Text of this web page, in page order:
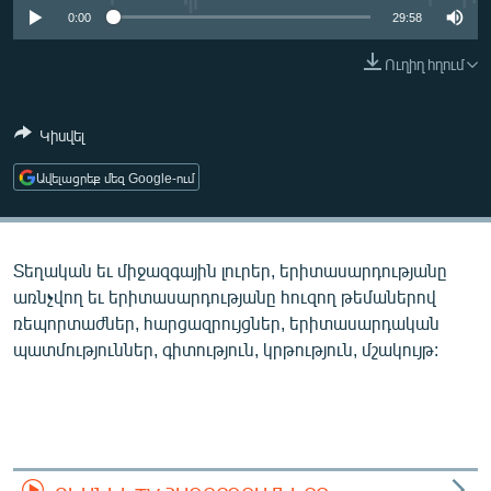
ՄԻՋԱԶԳԱՅԻՆ
ՄԵԿՆԱԲԱՆՈՒԹՅՈՒՆ
ՏՏ ԵՒ ԻՆՏԵՐՆԵՏ
ԿՈՐՈՆԱՎԻՐՈՒՍ
ՏԵՍԱՆՅՈՒԹԵՐ
ԲԱՆԱՎԵՃ
Հայերեն
0:00 29:58
Ուղիղ հղում
Կիսվել
Ավելացրեք մեզ Google-ում
Տեղական եւ միջազգային լուրեր, երիտասարդությանը
առնչվող եւ երիտասարդությանը հուզող թեմաներով
ռեպորտաժներ, հարցազրույցներ, երիտասարդական
պատմություններ, գիտություն, կրթություն, մշակույթ: